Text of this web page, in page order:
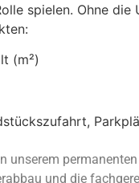
spielen. Ohne
(m²)
unserem
und die